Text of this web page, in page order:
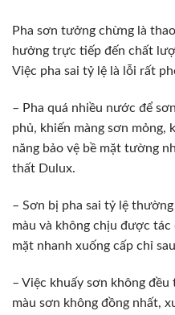
Pha sơn tưởng chừng là
hưởng trực tiếp đến chất
Việc pha sai tỷ lệ là lỗi rất
– Pha quá nhiều nước để
phủ, khiến màng sơn mỏng,
năng bảo vệ bề mặt tường
thất Dulux.
– Sơn bị pha sai tỷ lệ
màu và không chịu được
mặt nhanh xuống cấp chỉ
– Việc khuấy sơn không
màu sơn không đồng nhất,